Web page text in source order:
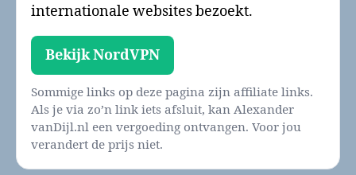
internationale websites bezoekt.
Bekijk NordVPN
Sommige links op deze pagina zijn affiliate links.
Als je via zo’n link iets afsluit, kan Alexander
vanDijl.nl een vergoeding ontvangen. Voor jou
verandert de prijs niet.